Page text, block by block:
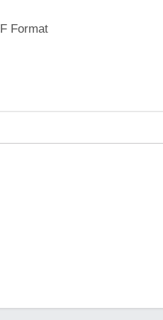
Format